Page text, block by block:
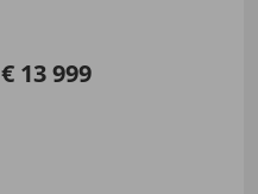
€ 13 999